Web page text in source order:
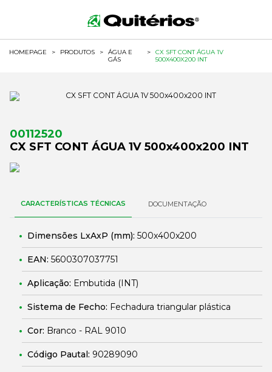
HOMEPAGE > PRODUTOS >
ÁGUA E
GÁS
>
CX SFT CONT ÁGUA 1V
500X400X200 INT
00112520
CX SFT CONT ÁGUA 1V 500x400x200 INT
CARACTERÍSTICAS TÉCNICAS DOCUMENTAÇÃO
Dimensões LxAxP (mm): 500x400x200
EAN: 5600307037751
Aplicação: Embutida (INT)
Sistema de Fecho: Fechadura triangular plástica
Cor: Branco - RAL 9010
Código Pautal: 90289090